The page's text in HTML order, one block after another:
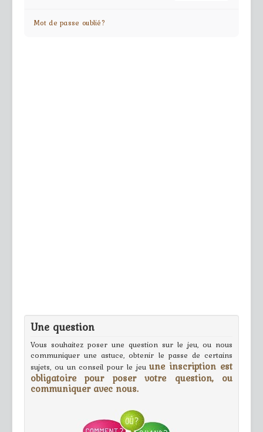
Mot de passe oublié?
Une question
Vous souhaitez poser une question sur le jeu, ou nous
communiquer une astuce, obtenir le passe de certains
sujets, ou un conseil pour le jeuune inscription est
obligatoire pour poser votre question, ou
communiquer avec nous.